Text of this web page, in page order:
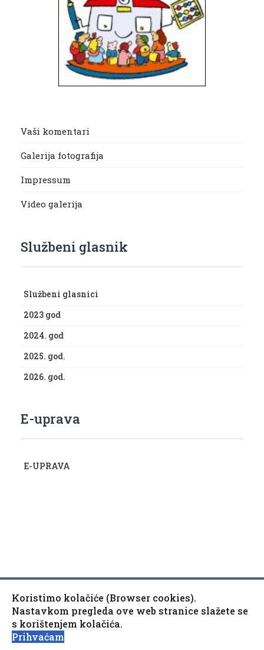
Vaši komentari
Galerija fotografija
Impressum
Video galerija
Službeni glasnik
Službeni glasnici
2023 god
2024. god
2025. god.
2026. god.
E-uprava
E-UPRAVA
Copyright © 2010-2020 Općina Kaptol, Školska 3, 34334
Kaptol
Izjava o pristupačnosti mrežne stranice
Koristimo kolačiće (Browser cookies).
Nastavkom pregleda ove web stranice slažete se
s korištenjem kolačića.
Prihvaćam